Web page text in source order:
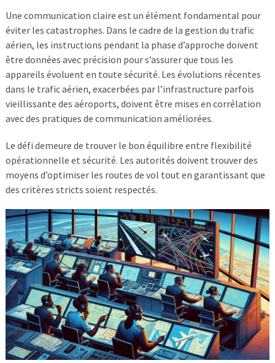
Une communication claire est un élément fondamental pour
éviter les catastrophes. Dans le cadre de la gestion du trafic
aérien, les instructions pendant la phase d’approche doivent
être données avec précision pour s’assurer que tous les
appareils évoluent en toute sécurité. Les évolutions récentes
dans le trafic aérien, exacerbées par l’infrastructure parfois
vieillissante des aéroports, doivent être mises en corrélation
avec des pratiques de communication améliorées.
Le défi demeure de trouver le bon équilibre entre flexibilité
opérationnelle et sécurité. Les autorités doivent trouver des
moyens d’optimiser les routes de vol tout en garantissant que
des critères stricts soient respectés.